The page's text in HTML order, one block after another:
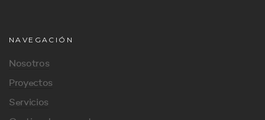
NAVEGACIÓN
Nosotros
Proyectos
Servicios